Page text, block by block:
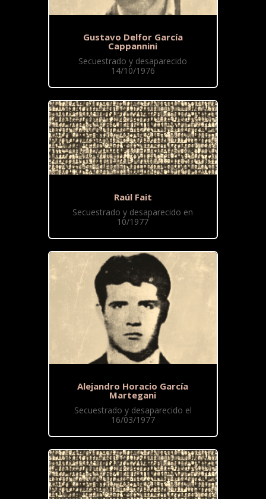
Gustavo Delfor García
Cappannini
Secuestrado y desaparecido
14/10/1976
Raúl Fait
Secuestrado y desaparecido en
10/1977
Alejandro Horacio García
Martegani
Secuestrado y desaparecido el
16/03/1977